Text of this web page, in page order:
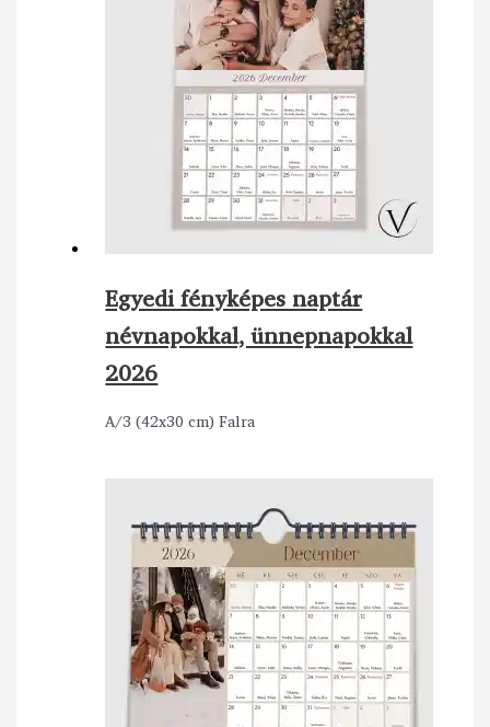
Egyedi fényképes naptár
névnapokkal, ünnepnapokkal
2026
A/3 (42x30 cm) Falra